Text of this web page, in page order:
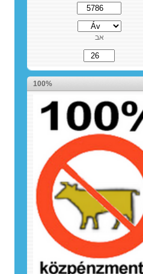
אב
100%